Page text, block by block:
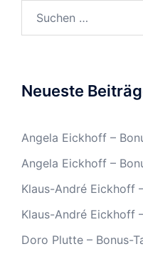
Neueste
Angela Eickhoff –
Angela Eickhoff –
Klaus-André Eickhoff
Klaus-André Eickhoff
Doro Plutte – Bonus-